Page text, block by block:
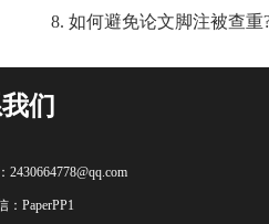
8. 如何避免论文脚注被查重
们
2430664778@qq.com
：PaperPP1